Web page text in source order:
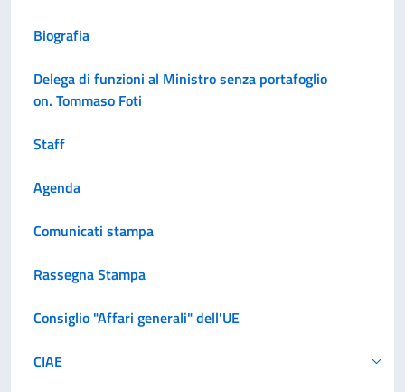
Biografia
Delega di funzioni al Ministro senza portafoglio
on. Tommaso Foti
Staff
Agenda
Comunicati stampa
Rassegna Stampa
Consiglio "Affari generali" dell'UE
CIAE